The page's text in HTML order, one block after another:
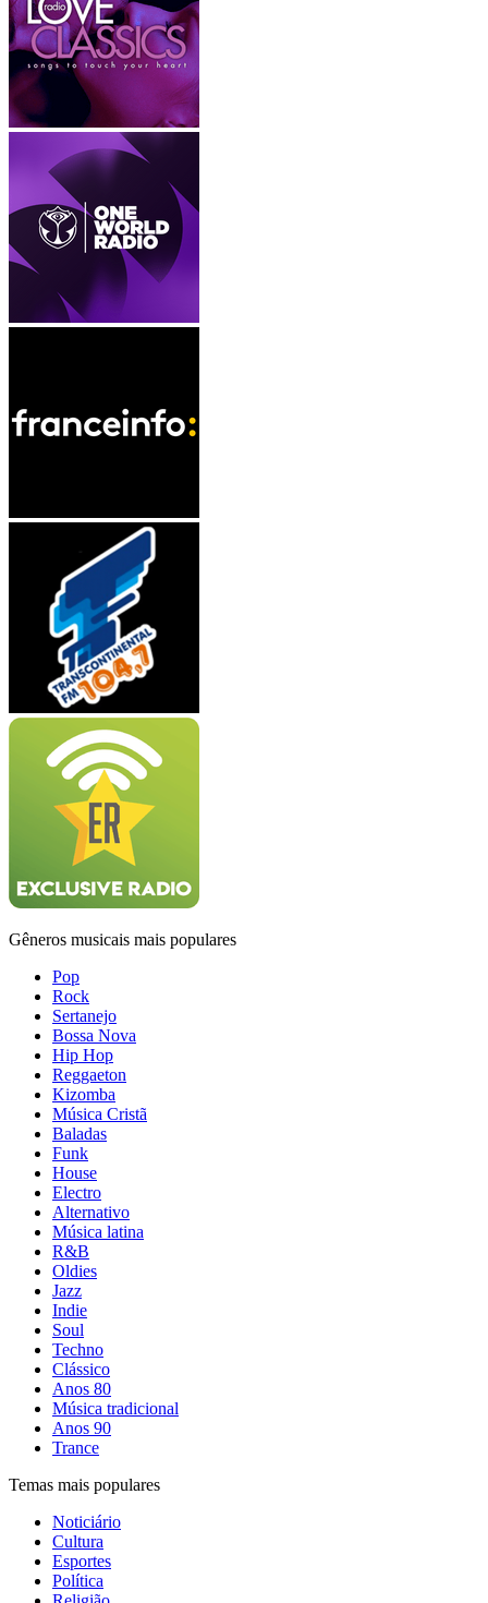
Gêneros musicais mais populares
Pop
Rock
Sertanejo
Bossa Nova
Hip Hop
Reggaeton
Kizomba
Música Cristã
Baladas
Funk
House
Electro
Alternativo
Música latina
R&B
Oldies
Jazz
Indie
Soul
Techno
Clássico
Anos 80
Música tradicional
Anos 90
Trance
Temas mais populares
Noticiário
Cultura
Esportes
Política